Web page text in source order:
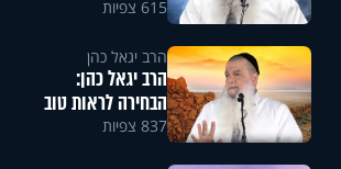
615 צפיות
הרב יגאל כהן
הרב יגאל כהן:
הבחירה לראות טוב
837 צפיות